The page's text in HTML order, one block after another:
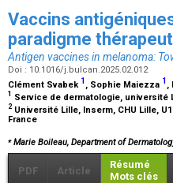
Vaccins
paradigme
Antigen vaccines in melanoma:
Doi : 10.1016/j.bulcan.2025.02.012
Clément Svabek 1 , Sophie Maiezza 1 ,
1 Service de dermatologie, université
2 Université Lille, Inserm, CHU Lille,
France
⁎Marie Boileau, Department of
PDF Article
Résumé
Mots clés